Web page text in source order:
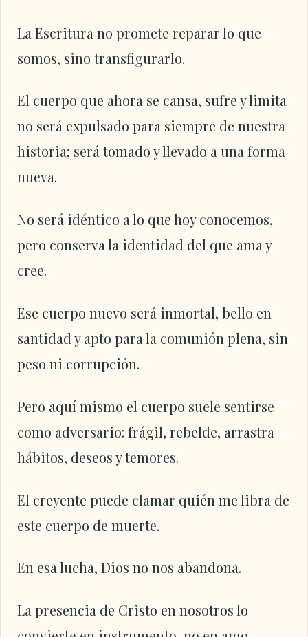
La Escritura no promete reparar lo que
somos, sino transfigurarlo.
El cuerpo que ahora se cansa, sufre y limita
no será expulsado para siempre de nuestra
historia; será tomado y llevado a una forma
nueva.
No será idéntico a lo que hoy conocemos,
pero conserva la identidad del que ama y
cree.
Ese cuerpo nuevo será inmortal, bello en
santidad y apto para la comunión plena, sin
peso ni corrupción.
Pero aquí mismo el cuerpo suele sentirse
como adversario: frágil, rebelde, arrastra
hábitos, deseos y temores.
El creyente puede clamar quién me libra de
este cuerpo de muerte.
En esa lucha, Dios no nos abandona.
La presencia de Cristo en nosotros lo